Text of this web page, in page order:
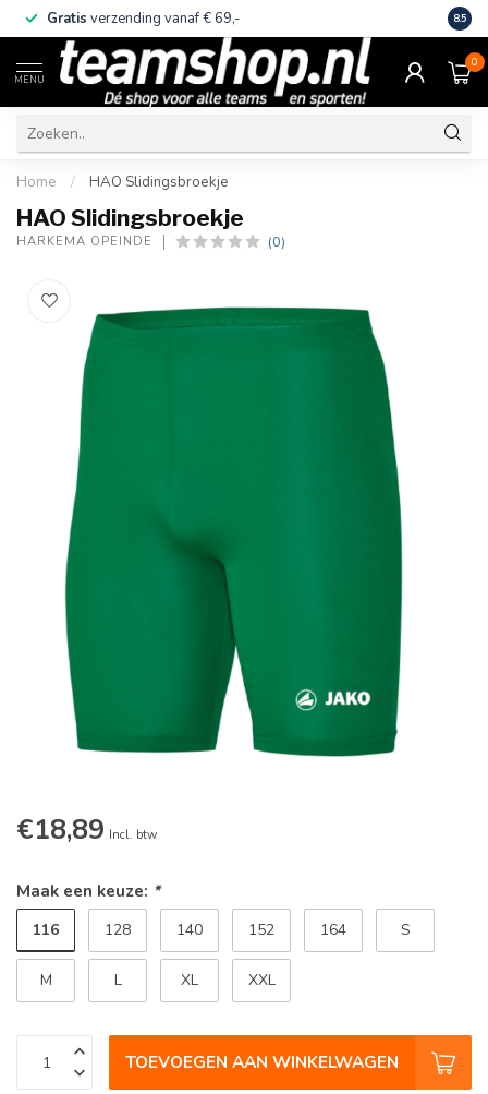
Gratis verzending vanaf € 69,- Eigen
8.5
MENU
0
Home / HAO Slidingsbroekje
HAO Slidingsbroekje
HARKEMA OPEINDE (0)
€18,89 Incl. btw
Maak een keuze: *
116 128 140 152 164 S
M L XL XXL
TOEVOEGEN AAN WINKELWAGEN